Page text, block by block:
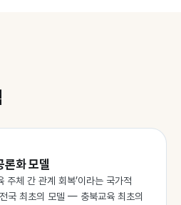
론화 모델
주체 간 관계 회복’이라는 국가적
국 최초의 모델 — 충북교육 최초의